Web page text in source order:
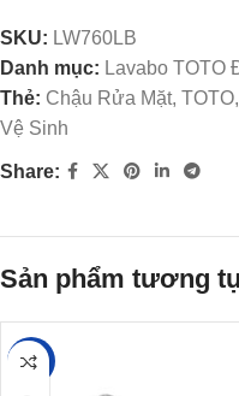
SKU: LW760LB
Danh mục: Lavabo TOTO
Thẻ: Chậu Rửa Mặt,
Vệ Sinh
Share:
Sản phẩm tương
-28%